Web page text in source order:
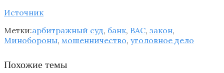
Источник
Метки:арбитражный суд, банк, ВАС, закон,
Минобороны, мошенничество, уголовное дело
Похожие темы